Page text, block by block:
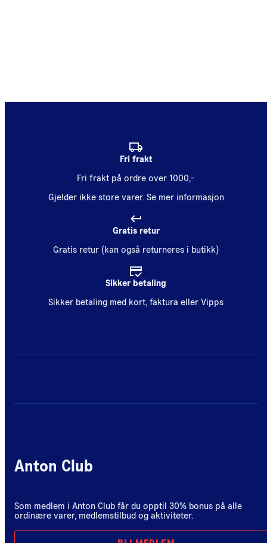
Fri frakt
Fri frakt på ordre over 1000,-
Gjelder ikke store varer. Se mer informasjon
Gratis retur
Gratis retur (kan også returneres i butikk)
Sikker betaling
Sikker betaling med kort, faktura eller Vipps
Anton Club
Som medlem i Anton Club får du opptil 30% bonus på alle
ordinære varer, medlemstilbud og aktiviteter.